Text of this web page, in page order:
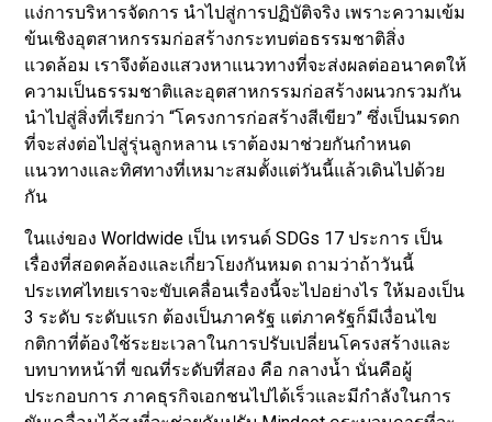
แง่การบริหารจัดการ นําไปสู่การปฏิบัติจริง เพราะความเข้ม
ข้นเชิงอุตสาหกรรมก่อสร้างกระทบต่อธรรมชาติสิ่ง
แวดล้อม เราจึงต้องแสวงหาแนวทางที่จะส่งผลต่ออนาคตให้
ความเป็นธรรมชาติและอุตสาหกรรมก่อสร้างผนวกรวมกัน
นำไปสู่สิ่งที่เรียกว่า “โครงการก่อสร้างสีเขียว” ซึ่งเป็นมรดก
ที่จะส่งต่อไปสู่รุ่นลูกหลาน เราต้องมาช่วยกันกำหนด
แนวทางและทิศทางที่เหมาะสมตั้งแต่วันนี้แล้วเดินไปด้วย
กัน
ในแง่ของ Worldwide เป็น เทรนด์ SDGs 17 ประการ เป็น
เรื่องที่สอดคล้องและเกี่ยวโยงกันหมด ถามว่าถ้าวันนี้
ประเทศไทยเราจะขับเคลื่อนเรื่องนี้จะไปอย่างไร ให้มองเป็น
3 ระดับ ระดับแรก ต้องเป็นภาครัฐ แต่ภาครัฐก็มีเงื่อนไข
กติกาที่ต้องใช้ระยะเวลาในการปรับเปลี่ยนโครงสร้างและ
บทบาทหน้าที่ ขณที่ระดับที่สอง คือ กลางน้ำ นั่นคือผู้
ประกอบการ ภาคธุรกิจเอกชนไปได้เร็วและมีกําลังในการ